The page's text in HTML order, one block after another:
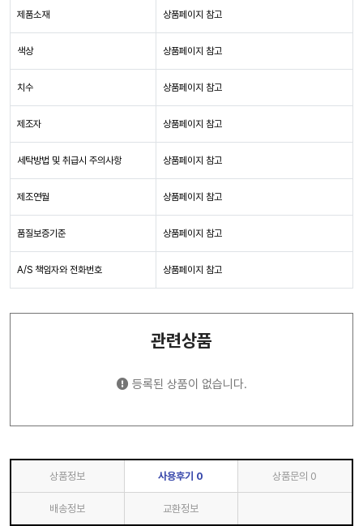
제품소재 상품페이지 참고
색상 상품페이지 참고
치수 상품페이지 참고
제조자 상품페이지 참고
세탁방법 및 취급시 주의사항 상품페이지 참고
제조연월 상품페이지 참고
품질보증기준 상품페이지 참고
A/S 책임자와 전화번호 상품페이지 참고
관련상품
등록된 상품이 없습니다.
상품정보 사용후기 0 상품문의 0
배송정보 교환정보